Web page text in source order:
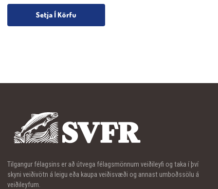
Setja Í Körfu
Tilgangur félagsins er að útvega félagsmönnum veiðileyfi og taka í því
skyni veiðivötn á leigu eða kaupa veiðisvæði og annast umboðssölu á
veiðileyfum.